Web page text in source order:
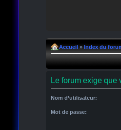
Accueil» Index du
Le forum exige que
Nom d’utilisateur:
Mot de passe: